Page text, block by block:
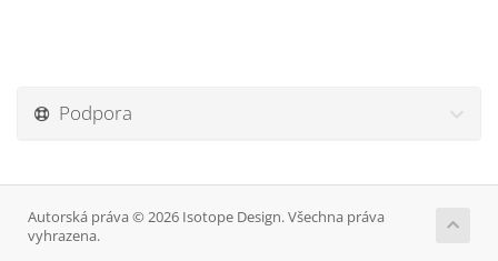
Podpora
Autorská práva © 2026 Isotope Design. Všechna práva
vyhrazena.